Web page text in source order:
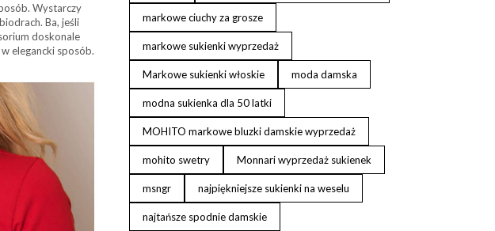
Wystarczy
Ba, jeśli
doskonale
elegancki sposób.
markowe ciuchy za grosze
markowe sukienki wyprzedaż
Markowe sukienki włoskie moda damska
modna sukienka dla 50 latki
MOHITO markowe bluzki damskie wyprzedaż
mohito swetry Monnari wyprzedaż sukienek
msngr najpiękniejsze sukienki na weselu
najtańsze spodnie damskie